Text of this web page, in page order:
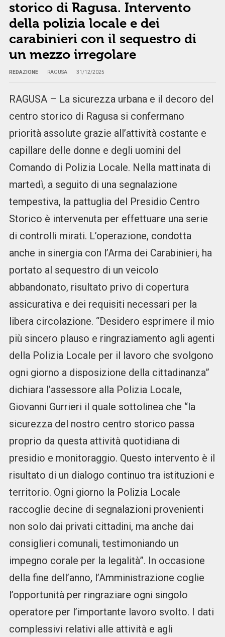
storico di Ragusa. Intervento
della polizia locale e dei
carabinieri con il sequestro di
un mezzo irregolare
REDAZIONE RAGUSA 31/12/2025
RAGUSA – La sicurezza urbana e il decoro del
centro storico di Ragusa si confermano
priorità assolute grazie all’attività costante e
capillare delle donne e degli uomini del
Comando di Polizia Locale. Nella mattinata di
martedì, a seguito di una segnalazione
tempestiva, la pattuglia del Presidio Centro
Storico è intervenuta per effettuare una serie
di controlli mirati. L’operazione, condotta
anche in sinergia con l’Arma dei Carabinieri, ha
portato al sequestro di un veicolo
abbandonato, risultato privo di copertura
assicurativa e dei requisiti necessari per la
libera circolazione. “Desidero esprimere il mio
più sincero plauso e ringraziamento agli agenti
della Polizia Locale per il lavoro che svolgono
ogni giorno a disposizione della cittadinanza”
dichiara l’assessore alla Polizia Locale,
Giovanni Gurrieri il quale sottolinea che “la
sicurezza del nostro centro storico passa
proprio da questa attività quotidiana di
presidio e monitoraggio. Questo intervento è il
risultato di un dialogo continuo tra istituzioni e
territorio. Ogni giorno la Polizia Locale
raccoglie decine di segnalazioni provenienti
non solo dai privati cittadini, ma anche dai
consiglieri comunali, testimoniando un
impegno corale per la legalità”. In occasione
della fine dell’anno, l’Amministrazione coglie
l’opportunità per ringraziare ogni singolo
operatore per l’importante lavoro svolto. I dati
complessivi relativi alle attività e agli